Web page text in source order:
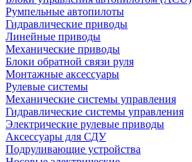
Румпельные автопилоты
Гидравлические приводы
Линейные приводы
Механические приводы
Блоки обратной связи руля
Монтажные аксессуары
Рулевые системы
Механические системы управления
Гидравлические системы управления
Электрические рулевые приводы
Аксессуары для СДУ
Подруливающие устройства